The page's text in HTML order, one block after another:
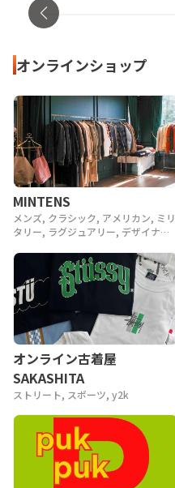
オンラインショップ
MINTENS
メンズ, クラシック, アメリカン, ミリ
タリー, ラグジュアリー, デザイナー,
80年代, 70年代, 60年代, 50年代, 40
オンライン古着屋
SAKASHITA
ストリート, スポーツ, y2k